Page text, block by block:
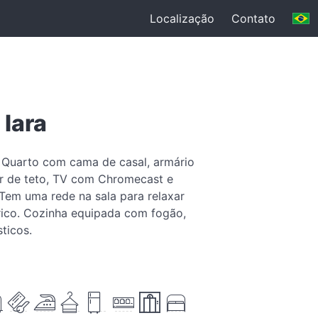
Localização Contato
com cama de casal, armário
de teto, TV com Chromecast e
uma rede na sala para relaxar
Cozinha equipada com fogão,